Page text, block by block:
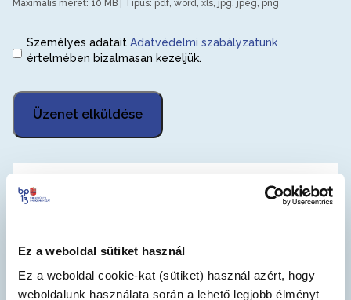
Ez a weboldal sütiket használ
Ez a weboldal cookie-kat (sütiket) használ azért, hogy
weboldalunk használata során a lehető legjobb élményt
Maximális méret: 10 MB | Típus: pdf, word, xls, jpg, jpeg, png
(Kötelező)
Személyes adatait Adatvédelmi szabályzatunk
értelmében bizalmasan kezeljük.
Üzenet elküldése
13.Kerület Önkormányzata
1139 Budapest, Béke tér 1.
(1) 452-4100